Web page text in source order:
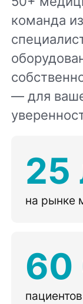
команда
— для
25
на рынке
60